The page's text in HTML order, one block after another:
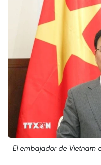
El embajador de Vietnam